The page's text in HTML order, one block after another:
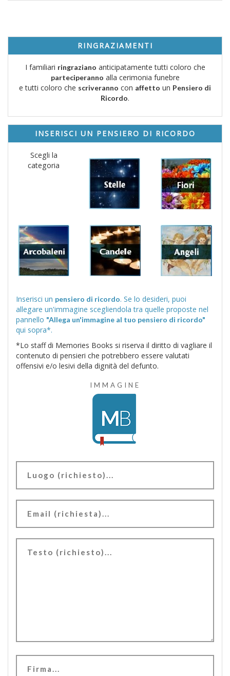
RINGRAZIAMENTI
I familiari ringraziano anticipatamente tutti coloro che
parteciperanno alla cerimonia funebre
e tutti coloro che scriveranno con affetto un Pensiero di
Ricordo.
INSERISCI UN PENSIERO DI RICORDO
Scegli la
categoria
Inserisci un pensiero di ricordo. Se lo desideri, puoi
allegare un'immagine scegliendola tra quelle proposte nel
pannello "Allega un'immagine al tuo pensiero di ricordo"
qui sopra*.
*Lo staff di Memories Books si riserva il diritto di vagliare il
contenuto di pensieri che potrebbero essere valutati
offensivi e/o lesivi della dignità del defunto.
IMMAGINE